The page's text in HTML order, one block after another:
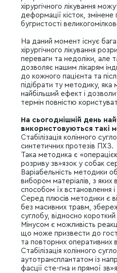
хірургічного лікування
деформації кісток, змінене
бугристості
На даний момент існує
хірургічного лікування
переваги та недоліки, але
дозволяє нашим лікарям
до кожного пацієнта та
підібрати ту методику, яка
найбільший ефект і
термін повністю
На сьогоднішній день
використовуються такі
Стабілізація колінного
синтетичних протезів ПХЗ.
Така методика є
розриву зв»язок у собак
Варіабельність методики
вибором матеріалів, з яких
способом їх встановлення і
Серед плюсів методики є
без масивних травм,
суглобу, відносно короткий
Мінусом є можливість
що може призвести до
та повторних оперативних
Стабілізація колінного
аутотрансплантатом із
фасції сте-гна и прямої